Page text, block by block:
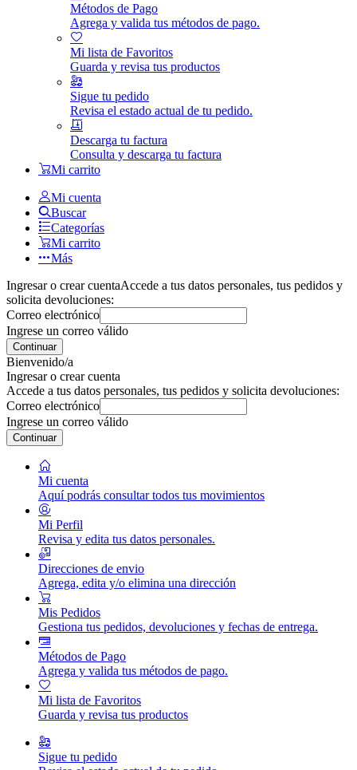
Métodos de Pago
Agrega y valida tus métodos de pago.
Mi lista de Favoritos
Guarda y revisa tus productos
Sigue tu pedido
Revisa el estado actual de tu pedido.
Descarga tu factura
Consulta y descarga tu factura
Mi carrito
Mi cuenta
Buscar
Categorías
Mi carrito
Más
Ingresar o crear cuentaAccede a tus datos personales, tus pedidos y
solicita devoluciones:
Correo electrónico
Ingrese un correo válido
Continuar
Bienvenido/a
Ingresar o crear cuenta
Accede a tus datos personales, tus pedidos y solicita devoluciones:
Correo electrónico
Ingrese un correo válido
Continuar
Mi cuenta
Aquí podrás consultar todos tus movimientos
Mi Perfil
Revisa y edita tus datos personales.
Direcciones de envio
Agrega, edita y/o elimina una dirección
Mis Pedidos
Gestiona tus pedidos, devoluciones y fechas de entrega.
Métodos de Pago
Agrega y valida tus métodos de pago.
Mi lista de Favoritos
Guarda y revisa tus productos
Sigue tu pedido